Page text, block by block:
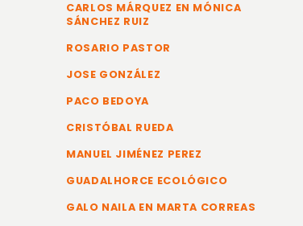
CARLOS MÁRQUEZ EN MÓNICA
SÁNCHEZ RUIZ
ROSARIO PASTOR
JOSE GONZÁLEZ
PACO BEDOYA
CRISTÓBAL RUEDA
MANUEL JIMÉNEZ PEREZ
GUADALHORCE ECOLÓGICO
GALO NAILA EN MARTA CORREAS